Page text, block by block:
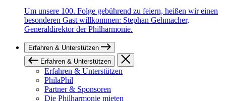
Um unsere 100. Folge gebührend zu feiern, heißen wir einen
besonderen Gast willkommen: Stephan Gehmacher,
Generaldirektor der Philharmonie.
Erfahren & Unterstützen
Erfahren & Unterstützen
Erfahren & Unterstützen
PhilaPhil
Partner & Sponsoren
Die Philharmonie mieten